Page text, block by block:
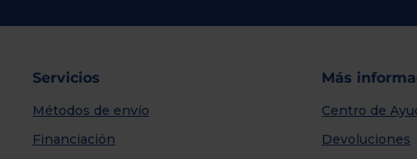
Servicios
Métodos de envío
Financiación
Más
Centro de
Devoluciones